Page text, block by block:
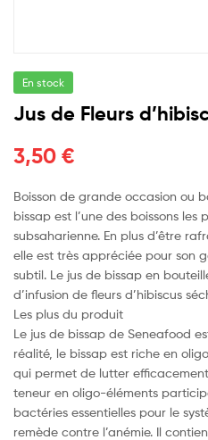
En stock
Jus de Fleurs
3,50 €
Boisson de grande occasion ou
bissap est l’une des boissons les
subsaharienne. En plus d’être
elle est très appréciée pour son
subtil. Le jus de bissap en
d’infusion de fleurs d’hibiscus
Les plus du produit
Le jus de bissap de Seneafood
réalité, le bissap est riche en
qui permet de lutter
teneur en oligo-éléments
bactéries essentielles pour le
remède contre l’anémie. Il